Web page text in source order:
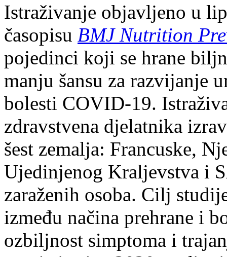
Istraživanje objavljeno u
časopisu BMJ Nutrition
pojedinci koji se hrane
manju šansu za razvijanje
bolesti COVID-19.
zdravstvena djelatnika
šest zemalja: Francuske,
Ujedinjenog Kraljevstva i
zaraženih osoba. Cilj
između načina prehrane i
ozbiljnost simptoma i